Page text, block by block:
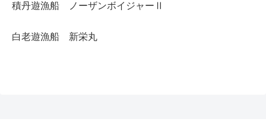
積丹遊漁船 ノーザンボイジャーⅡ
白老遊漁船 新栄丸